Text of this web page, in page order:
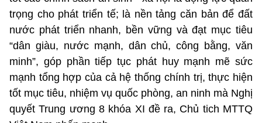
trọng cho phát triển tế; là nền tảng căn bản để đất
nước phát triển nhanh, bền vững và đạt mục tiêu
“dân giàu, nước mạnh, dân chủ, công bằng, văn
minh”, góp phần tiếp tục phát huy mạnh mẽ sức
mạnh tổng hợp của cả hệ thống chính trị, thực hiện
tốt mục tiêu, nhiệm vụ quốc phòng, an ninh mà Nghị
quyết Trung ương 8 khóa XI đề ra, Chủ tich MTTQ